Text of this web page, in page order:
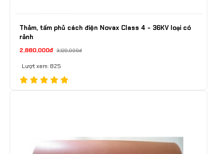
Thảm, tấm phủ cách điện Novax Class 4 - 36KV loại có
rảnh
2,880,000đ 3,120,000đ
Lượt xem: 825